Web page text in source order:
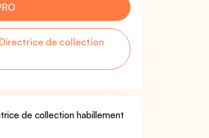
de collection
de collection habillement